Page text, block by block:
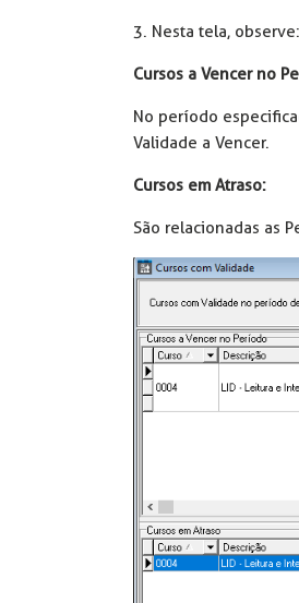
3. Nesta tela, observe:
Cursos a Vencer no
No período
Validade a Vencer.
Cursos em Atraso:
São relacionadas as